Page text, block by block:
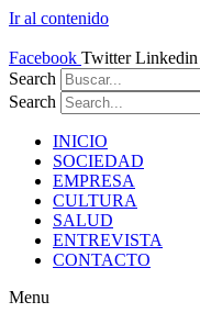
Ir al contenido
Facebook Twitter Linkedin
Search
Search
INICIO
SOCIEDAD
EMPRESA
CULTURA
SALUD
ENTREVISTA
CONTACTO
Menu